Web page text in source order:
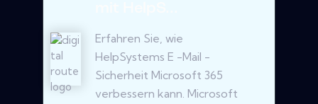
Erfahren Sie, wie
HelpSystems E -Mail -
Sicherheit Microsoft 365
verbessern kann. Microsoft